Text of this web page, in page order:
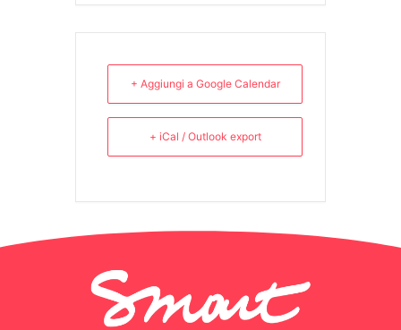
+ Aggiungi a Google Calendar
+ iCal / Outlook export